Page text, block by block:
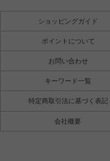
ショッピングガイド
ポイントについて
お問い合わせ
キーワード一覧
特定商取引法に基づく表記
会社概要